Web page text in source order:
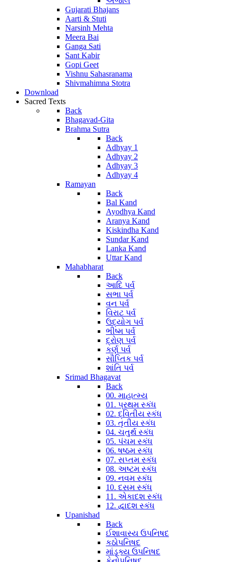
Gujarati Bhajans
Aarti & Stuti
Narsinh Mehta
Meera Bai
Ganga Sati
Sant Kabir
Gopi Geet
Vishnu Sahasranama
Shivmahimna Stotra
Download
Sacred Texts
Back
Bhagavad-Gita
Brahma Sutra
Back
Adhyay 1
Adhyay 2
Adhyay 3
Adhyay 4
Ramayan
Back
Bal Kand
Ayodhya Kand
Aranya Kand
Kiskindha Kand
Sundar Kand
Lanka Kand
Uttar Kand
Mahabharat
Back
આદિ પર્વ
સભા પર્વ
વન પર્વ
વિરાટ પર્વ
ઉદ્યોગ પર્વ
ભીષ્મ પર્વ
દ્રોણ પર્વ
કર્ણ પર્વ
સૌપ્તિક પર્વ
શાંતિ પર્વ
Srimad Bhagavat
Back
00. માહાત્મ્ય
01. પ્રથમ સ્કંધ
02. દ્વિતીય સ્કંધ
03. તૃતીય સ્કંધ
04. ચતુર્થ સ્કંધ
05. પંચમ સ્કંધ
06. ષષ્ઠમ સ્કંધ
07. સપ્તમ સ્કંધ
08. અષ્ટમ સ્કંધ
09. નવમ સ્કંધ
10. દસમ સ્કંધ
11. એકાદશ સ્કંધ
12. દ્વાદશ સ્કંધ
Upanishad
Back
ઈશાવાસ્ય ઉપનિષદ
કઠોપનિષદ
માંડૂક્ય ઉપનિષદ